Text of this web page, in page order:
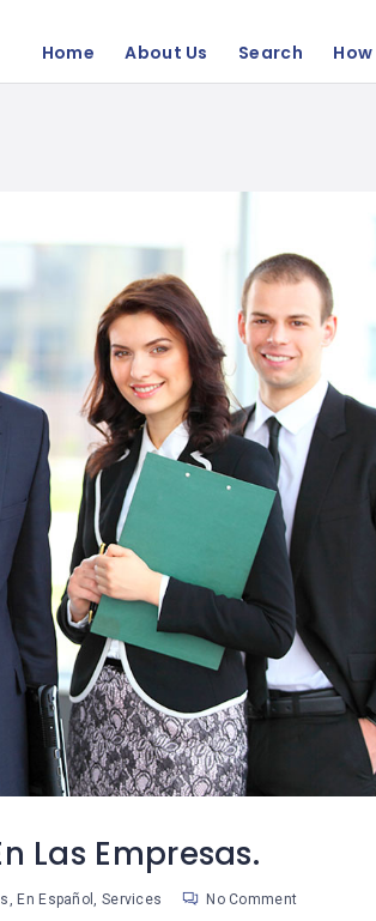
Home About Us Search
Las Empresas.
, En Español , Services No Comment
El Ahorro Es
De La
08
04
Las Reglas
Para Una
Financiera
Saludable
Susan Martinez